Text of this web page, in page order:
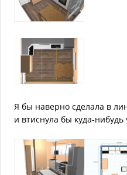
Я бы наверно сделала в
и втиснула бы куда-